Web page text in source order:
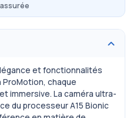
et fonctionnalités
ProMotion, chaque
immersive. La caméra ultra-
du processeur A15 Bionic